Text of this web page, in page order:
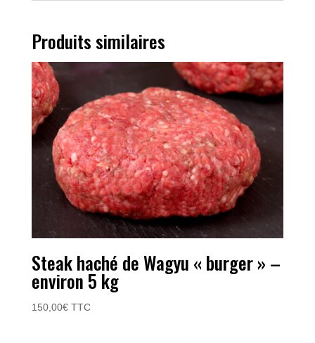
Produits similaires
Steak haché de Wagyu « burger » –
environ 5 kg
150,00€ TTC